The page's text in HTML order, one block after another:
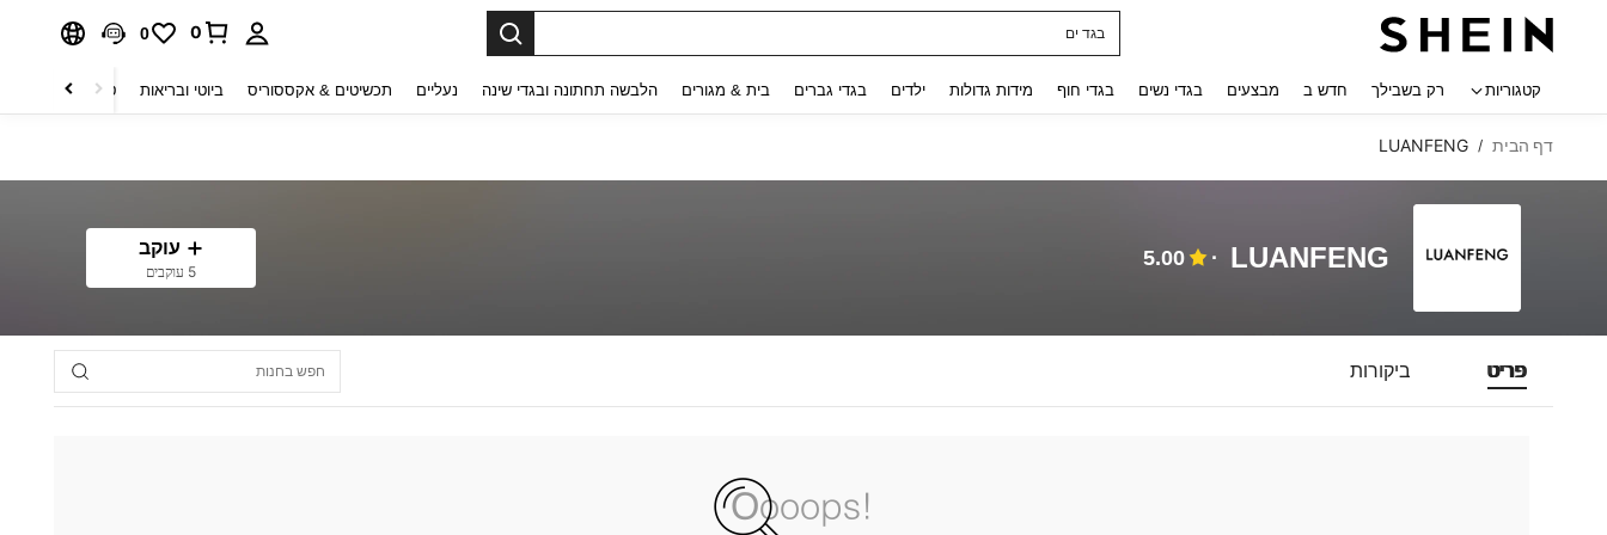
בגד ים
0
0
קטגוריות רק בשבילך חדש ב מבצעים בגדי נשים בגדי חוף מידות גדולות ילדים בגדי גברים בית & מגורים הלבשה תחתונה ובגדי שינה נעליים תכשיטים & אקססוריס ביוטי ובריאות טקסטיל לבית
דף הבית /
LUANFENG
LUANFENG
5.00 עוקב
5 עוקבים
פריט ביקורות